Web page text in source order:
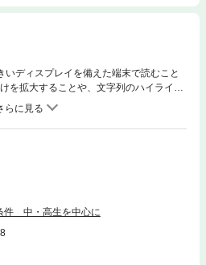
ディスプレイを備えた端末で読むこと
を拡大することや、文字列のハイライ
の機能が使用できません。もう一度学校
親はどのように対処すればいいのか…。1
の事例を振り返り、思春期と青年期のは
特徴と援助の方法、解決の条件をくわし
件 中・高生を中心に